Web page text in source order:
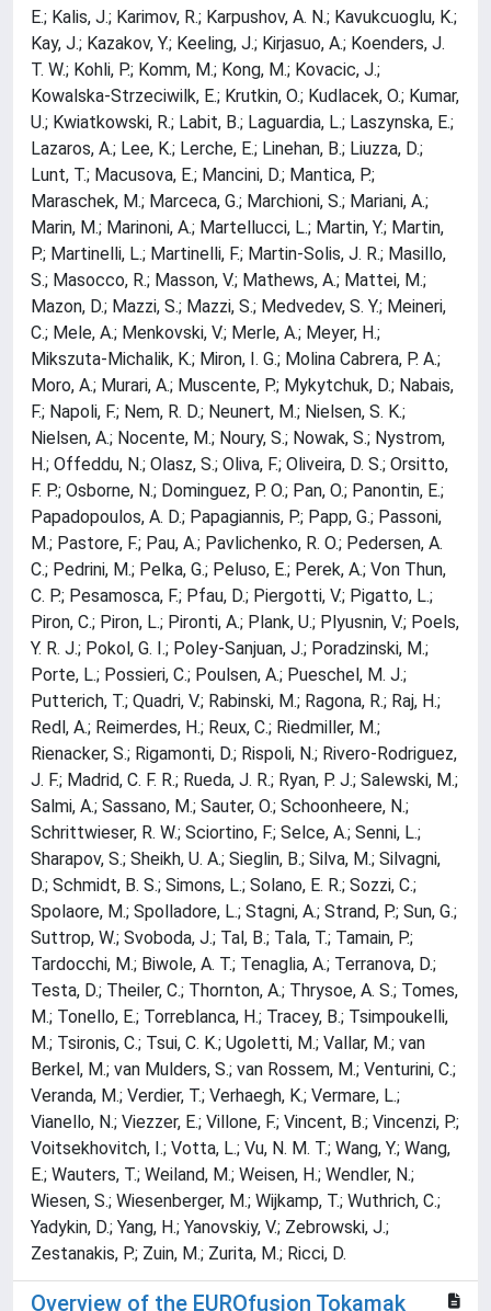
E.; Kalis, J.; Karimov, R.; Karpushov, A. N.; Kavukcuoglu, K.;
Kay, J.; Kazakov, Y.; Keeling, J.; Kirjasuo, A.; Koenders, J.
T. W.; Kohli, P.; Komm, M.; Kong, M.; Kovacic, J.;
Kowalska-Strzeciwilk, E.; Krutkin, O.; Kudlacek, O.; Kumar,
U.; Kwiatkowski, R.; Labit, B.; Laguardia, L.; Laszynska, E.;
Lazaros, A.; Lee, K.; Lerche, E.; Linehan, B.; Liuzza, D.;
Lunt, T.; Macusova, E.; Mancini, D.; Mantica, P.;
Maraschek, M.; Marceca, G.; Marchioni, S.; Mariani, A.;
Marin, M.; Marinoni, A.; Martellucci, L.; Martin, Y.; Martin,
P.; Martinelli, L.; Martinelli, F.; Martin-Solis, J. R.; Masillo,
S.; Masocco, R.; Masson, V.; Mathews, A.; Mattei, M.;
Mazon, D.; Mazzi, S.; Mazzi, S.; Medvedev, S. Y.; Meineri,
C.; Mele, A.; Menkovski, V.; Merle, A.; Meyer, H.;
Mikszuta-Michalik, K.; Miron, I. G.; Molina Cabrera, P. A.;
Moro, A.; Murari, A.; Muscente, P.; Mykytchuk, D.; Nabais,
F.; Napoli, F.; Nem, R. D.; Neunert, M.; Nielsen, S. K.;
Nielsen, A.; Nocente, M.; Noury, S.; Nowak, S.; Nystrom,
H.; Offeddu, N.; Olasz, S.; Oliva, F.; Oliveira, D. S.; Orsitto,
F. P.; Osborne, N.; Dominguez, P. O.; Pan, O.; Panontin, E.;
Papadopoulos, A. D.; Papagiannis, P.; Papp, G.; Passoni,
M.; Pastore, F.; Pau, A.; Pavlichenko, R. O.; Pedersen, A.
C.; Pedrini, M.; Pelka, G.; Peluso, E.; Perek, A.; Von Thun,
C. P.; Pesamosca, F.; Pfau, D.; Piergotti, V.; Pigatto, L.;
Piron, C.; Piron, L.; Pironti, A.; Plank, U.; Plyusnin, V.; Poels,
Y. R. J.; Pokol, G. I.; Poley-Sanjuan, J.; Poradzinski, M.;
Porte, L.; Possieri, C.; Poulsen, A.; Pueschel, M. J.;
Putterich, T.; Quadri, V.; Rabinski, M.; Ragona, R.; Raj, H.;
Redl, A.; Reimerdes, H.; Reux, C.; Riedmiller, M.;
Rienacker, S.; Rigamonti, D.; Rispoli, N.; Rivero-Rodriguez,
J. F.; Madrid, C. F. R.; Rueda, J. R.; Ryan, P. J.; Salewski, M.;
Salmi, A.; Sassano, M.; Sauter, O.; Schoonheere, N.;
Schrittwieser, R. W.; Sciortino, F.; Selce, A.; Senni, L.;
Sharapov, S.; Sheikh, U. A.; Sieglin, B.; Silva, M.; Silvagni,
D.; Schmidt, B. S.; Simons, L.; Solano, E. R.; Sozzi, C.;
Spolaore, M.; Spolladore, L.; Stagni, A.; Strand, P.; Sun, G.;
Suttrop, W.; Svoboda, J.; Tal, B.; Tala, T.; Tamain, P.;
Tardocchi, M.; Biwole, A. T.; Tenaglia, A.; Terranova, D.;
Testa, D.; Theiler, C.; Thornton, A.; Thrysoe, A. S.; Tomes,
M.; Tonello, E.; Torreblanca, H.; Tracey, B.; Tsimpoukelli,
M.; Tsironis, C.; Tsui, C. K.; Ugoletti, M.; Vallar, M.; van
Berkel, M.; van Mulders, S.; van Rossem, M.; Venturini, C.;
Veranda, M.; Verdier, T.; Verhaegh, K.; Vermare, L.;
Vianello, N.; Viezzer, E.; Villone, F.; Vincent, B.; Vincenzi, P.;
Voitsekhovitch, I.; Votta, L.; Vu, N. M. T.; Wang, Y.; Wang,
E.; Wauters, T.; Weiland, M.; Weisen, H.; Wendler, N.;
Wiesen, S.; Wiesenberger, M.; Wijkamp, T.; Wuthrich, C.;
Yadykin, D.; Yang, H.; Yanovskiy, V.; Zebrowski, J.;
Zestanakis, P.; Zuin, M.; Zurita, M.; Ricci, D.
Overview of the EUROfusion Tokamak